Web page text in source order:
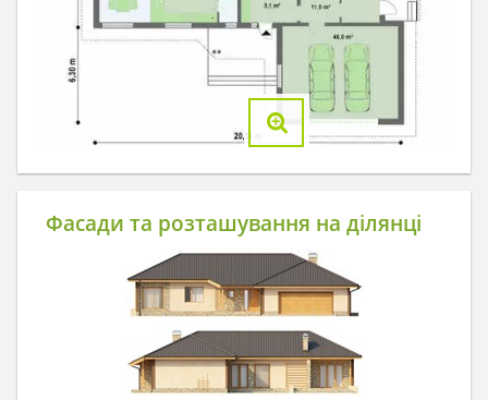
Фасади та розташування на ділянці